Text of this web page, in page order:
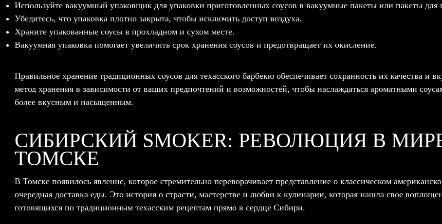
Используйте вакуумный упаковщик для упаковки приготовленных соусов в вакуумные пакеты или пакеты для
Убедитесь, что упаковка плотно закрыта, чтобы исключить доступ воздуха.
Храните упакованные соусы в прохладном и сухом месте.
Вакуумная упаковка помогает увеличить срок хранения соусов и предотвращает их окисление.
Правильное хранение традиционных соусов для техасского барбекю обеспечивает сохранность их качества и
метод хранения в зависимости от ваших предпочтений и возможностей, чтобы наслаждаться ароматными
более вкусным и насыщенным.
СИБИРСКИЙ SMOKER: РЕВОЛЮЦИЯ В
ТОМСКЕ
В Томске появилось явление, которое стремительно переворачивает представление о классическом
очередная доставка еды. Это история о страсти, мастерстве и любви к кулинарии, которая нашла свое
готовящихся по традиционным техасским рецептам прямо в сердце Сибири.